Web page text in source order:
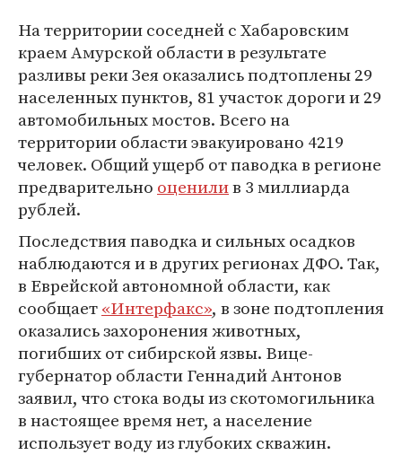
На территории соседней с Хабаровским
краем Амурской области в результате
разливы реки Зея оказались подтоплены 29
населенных пунктов, 81 участок дороги и 29
автомобильных мостов. Всего на
территории области эвакуировано 4219
человек. Общий ущерб от паводка в регионе
предварительно оценилив 3 миллиарда
рублей.
Последствия паводка и сильных осадков
наблюдаются и в других регионах ДФО. Так,
в Еврейской автономной области, как
сообщает«Интерфакс», в зоне подтопления
оказались захоронения животных,
погибших от сибирской язвы. Вице-
губернатор области Геннадий Антонов
заявил, что стока воды из скотомогильника
в настоящее время нет, а население
использует воду из глубоких скважин.